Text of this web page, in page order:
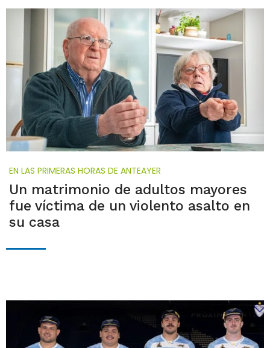
EN LAS PRIMERAS HORAS DE ANTEAYER
Un matrimonio de adultos mayores
fue víctima de un violento asalto en
su casa